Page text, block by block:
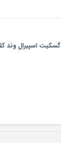
گسکیت اسپیرال وند